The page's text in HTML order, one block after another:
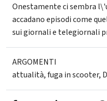
Onestamente ci sembra
accadano episodi come
sui giornali e telegiornali
ARGOMENTI
attualità,fuga in scooter,